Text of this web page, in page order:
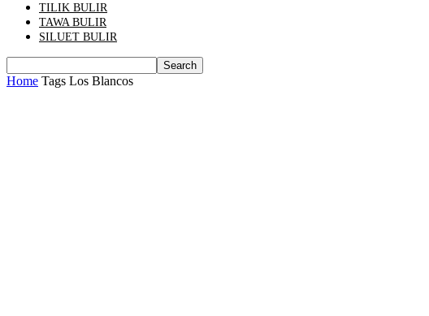
TILIK BULIR
TAWA BULIR
SILUET BULIR
Home Tags Los Blancos